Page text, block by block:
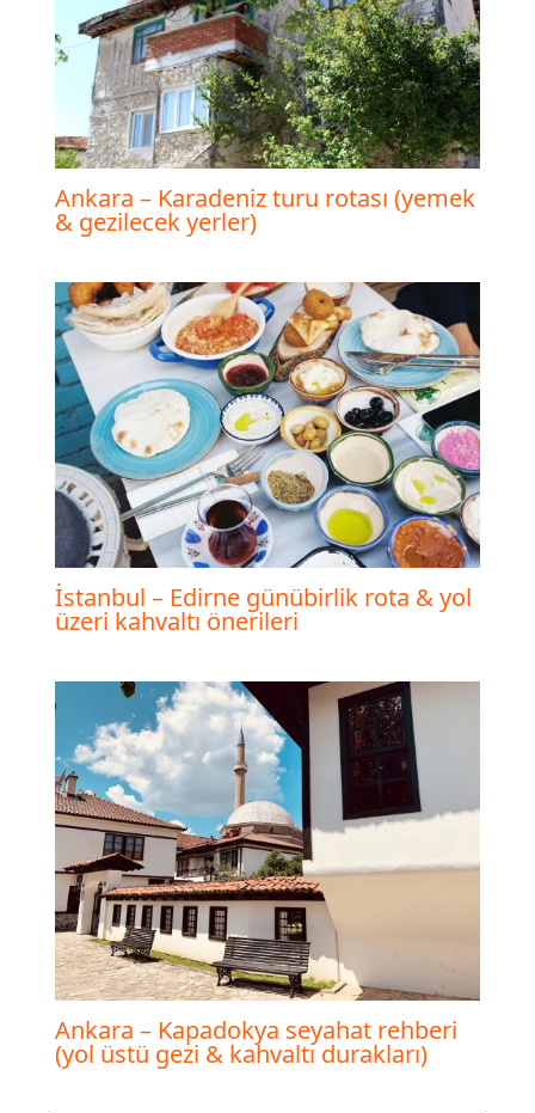
Ankara – Karadeniz turu rotası (yemek
& gezilecek yerler)
İstanbul – Edirne günübirlik rota & yol
üzeri kahvaltı önerileri
Ankara – Kapadokya seyahat rehberi
(yol üstü gezi & kahvaltı durakları)